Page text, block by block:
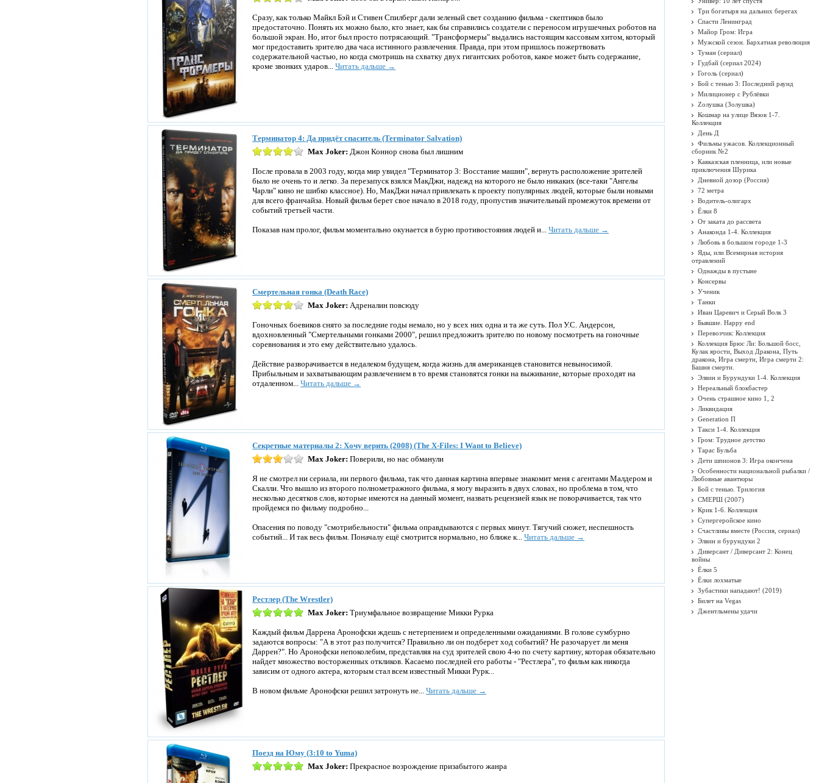
Сразу, как только Майкл Бэй и Стивен Спилберг дали зеленый свет созданию фильма - скептиков было
предостаточно. Понять их можно было, кто знает, как бы справились создатели с переносом игрушечных роботов на
большой экран. Но, итог был просто потрясающий. "Трансформеры" выдались настоящим кассовым хитом, который
мог предоставить зрителю два часа истинного развлечения. Правда, при этом пришлось пожертвовать
содержательной частью, но когда смотришь на схватку двух гигантских роботов, какое может быть содержание,
кроме звонких ударов... Читать дальше →
Терминатор 4: Да придёт спаситель (Terminator Salvation)
Max Joker: Джон Коннор снова был лишним
После провала в 2003 году, когда мир увидел "Терминатор 3: Восстание машин", вернуть расположение зрителей
было не очень то и легко. За перезапуск взялся МакДжи, надежд на которого не было никаких (все-таки "Ангелы
Чарли" кино не шибко классное). Но, МакДжи начал привлекать к проекту популярных людей, которые были новыми
для всего франчайза. Новый фильм берет свое начало в 2018 году, пропустив значительный промежуток времени от
событий третьей части.
Показав нам пролог, фильм моментально окунается в бурю противостояния людей и... Читать дальше →
Смертельная гонка (Death Race)
Max Joker: Адреналин повсюду
Гоночных боевиков снято за последние годы немало, но у всех них одна и та же суть. Пол У.С. Андерсон,
вдохновленный "Смертельными гонками 2000", решил предложить зрителю по новому посмотреть на гоночные
соревнования и это ему действительно удалось.
Действие разворачивается в недалеком будущем, когда жизнь для американцев становится невыносимой.
Прибыльным и захватывающим развлечением в то время становятся гонки на выживание, которые проходят на
отдаленном... Читать дальше →
Секретные материалы 2: Хочу верить (2008) (The X-Files: I Want to Believe)
Max Joker: Поверили, но нас обманули
Я не смотрел ни сериала, ни первого фильма, так что данная картина впервые знакомит меня с агентами Малдером и
Скалли. Что вышло из второго полнометражного фильма, я могу выразить в двух словах, но проблема в том, что
несколько десятков слов, которые имеются на данный момент, назвать рецензией язык не поворачивается, так что
пройдемся по фильму подробно...
Опасения по поводу "смотрибельности" фильма оправдываются с первых минут. Тягучий сюжет, неспешность
событий... И так весь фильм. Поначалу ещё смотрится нормально, но ближе к... Читать дальше →
Рестлер (The Wrestler)
Max Joker: Триумфальное возвращение Микки Рурка
Каждый фильм Даррена Аронофски ждешь с нетерпением и определенными ожиданиями. В голове сумбурно
задаются вопросы: "А в этот раз получится? Правильно ли он подберет ход событий? Не разочарует ли меня
Даррен?". Но Аронофски непоколебим, представляя на суд зрителей свою 4-ю по счету картину, которая обязательно
найдет множество восторженных откликов. Касаемо последней его работы - "Рестлера", то фильм как никогда
зависим от одного актера, которым стал всем известный Микки Рурк...
В новом фильме Аронофски решил затронуть не... Читать дальше →
Поезд на Юму (3:10 to Yuma)
Max Joker: Прекрасное возрождение призабытого жанра
Три богатыря на дальних берегах
Спасти Ленинград
Майор Гром: Игра
Мужской сезон. Бархатная революция
Туман (сериал)
Гудбай (сериал 2024)
Гоголь (сериал)
Бой с тенью 3: Последний раунд
Милиционер с Рублёвки
Zолушка (Золушка)
Кошмар на улице Вязов 1-7.
Коллекция
День Д
Фильмы ужасов. Коллекционный
сборник №2
Кавказская пленница, или новые
приключения Шурика
Дневной дозор (Россия)
72 метра
Водитель-олигарх
Ёлки 8
От заката до рассвета
Анаконда 1-4. Коллекция
Любовь в большом городе 1-3
Яды, или Всемирная история
отравлений
Однажды в пустыне
Консервы
Ученик
Танки
Иван Царевич и Серый Волк 3
Бывшие. Happy end
Перевозчик: Коллекция
Коллекция Брюс Ли: Большой босс,
Кулак ярости, Выход Дракона, Путь
дракона, Игра смерти, Игра смерти 2:
Башня смерти.
Элвин и Бурундуки 1-4. Коллекция
Нереальный блокбастер
Очень страшное кино 1, 2
Ликвидация
Generation П
Такси 1-4. Коллекция
Гром: Трудное детство
Тарас Бульба
Дети шпионов 3: Игра окончена
Особенности национальной рыбалки /
Любовные авантюры
Бой с тенью. Трилогия
СМЕРШ (2007)
Крик 1-6. Коллекция
Супергеройское кино
Счастливы вместе (Россия, сериал)
Элвин и бурундуки 2
Диверсант / Диверсант 2: Конец
войны
Ёлки 5
Ёлки лохматые
Зубастики нападают! (2019)
Билет на Vegas
Джентльмены удачи